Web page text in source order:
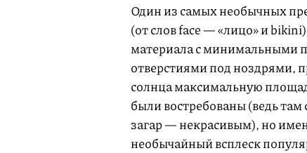
Один из самых необычных
(от слов face — «лицо» и
материала с минимальными
отверстиями под ноздрями,
солнца максимальную
были востребованы (ведь там
загар — некрасивым), но
необычайный всплеск